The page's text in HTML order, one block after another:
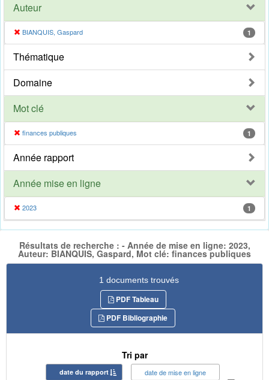
Auteur
BIANQUIS, Gaspard 1
Thématique
Domaine
Mot clé
finances publiques 1
Année rapport
Année mise en ligne
2023 1
Résultats de recherche : - Année de mise en ligne: 2023,
Auteur: BIANQUIS, Gaspard, Mot clé: finances publiques
1 documents trouvés
PDF Tableau
PDF Bibliographie
Tri par
date du rapport date de mise en ligne